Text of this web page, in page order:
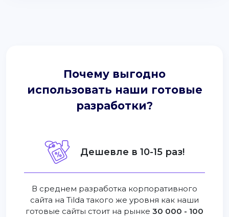
Почему выгодно
использовать наши готовые
разработки?
Дешевле в 10-15 раз!
В среднем разработка корпоративного
сайта на Tilda такого же уровня как наши
готовые сайты стоит на рынке 30 000 - 100